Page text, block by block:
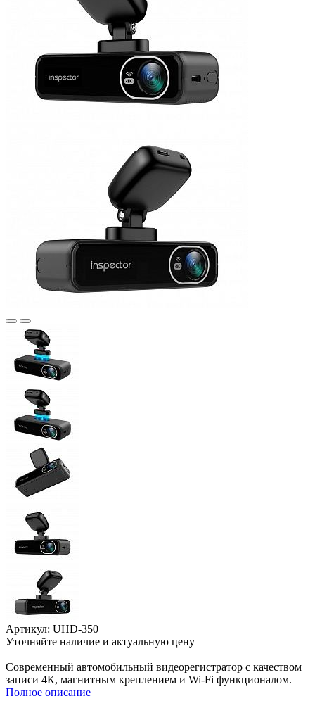
Артикул: UHD-350
Уточняйте наличие и актуальную цену
Современный автомобильный видеорегистратор с качеством
записи 4К, магнитным креплением и Wi-Fi функционалом.
Полное описание